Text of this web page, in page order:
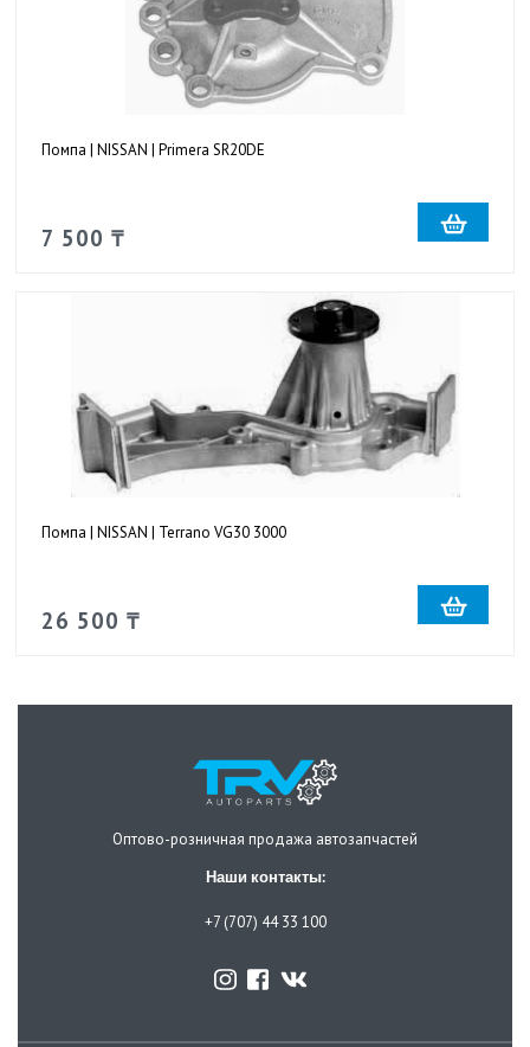
Помпа | NISSAN | Primera SR20DE
7 500 ₸
Помпа | NISSAN | Terrano VG30 3000
26 500 ₸
Оптово-розничная продажа автозапчастей
Наши контакты:
+7 (707) 44 33 100